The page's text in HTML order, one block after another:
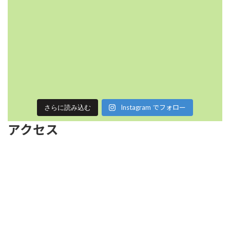
さらに読み込む Instagram でフォロー
アクセス